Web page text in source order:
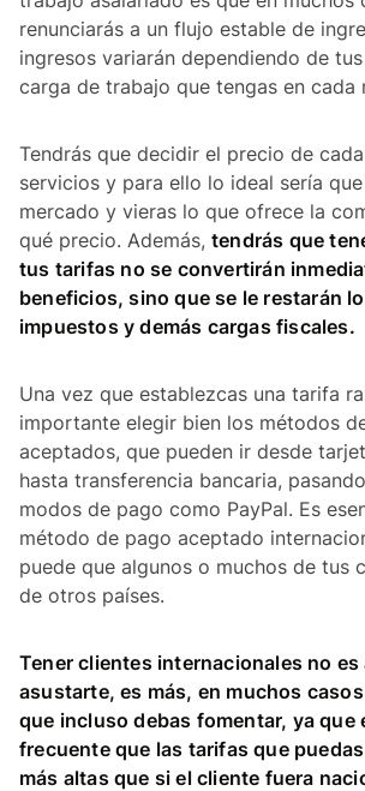
renunciarás a un flujo estable de
ingresos variarán dependiendo de
carga de trabajo que tengas en cada
Tendrás que decidir el precio de
servicios y para ello lo ideal sería
mercado y vieras lo que ofrece la
qué precio. Además, tendrás que
tus tarifas no se convertirán
beneficios, sino que se le restarán
impuestos y demás cargas fiscales.
Una vez que establezcas una tarifa
importante elegir bien los métodos
aceptados, que pueden ir desde
hasta transferencia bancaria,
modos de pago como PayPal. Es
método de pago aceptado
puede que algunos o muchos de tus
de otros países.
Tener clientes internacionales no es
asustarte, es más, en muchos
que incluso debas fomentar, ya que
frecuente que las tarifas que
más altas que si el cliente fuera